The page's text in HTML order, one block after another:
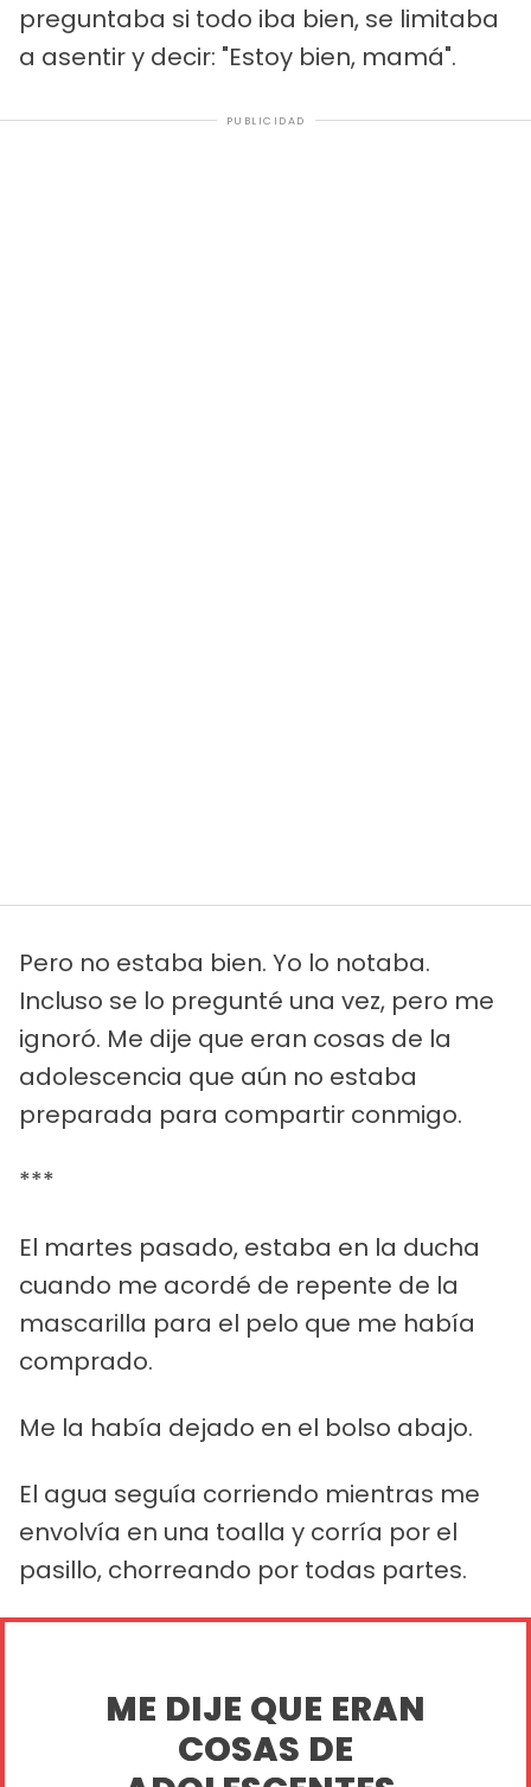
preguntaba si todo iba bien, se limitaba
a asentir y decir: "Estoy bien, mamá".
PUBLICIDAD
Pero no estaba bien. Yo lo notaba.
Incluso se lo pregunté una vez, pero me
ignoró. Me dije que eran cosas de la
adolescencia que aún no estaba
preparada para compartir conmigo.
***
El martes pasado, estaba en la ducha
cuando me acordé de repente de la
mascarilla para el pelo que me había
comprado.
Me la había dejado en el bolso abajo.
El agua seguía corriendo mientras me
envolvía en una toalla y corría por el
pasillo, chorreando por todas partes.
ME DIJE QUE ERAN
COSAS DE